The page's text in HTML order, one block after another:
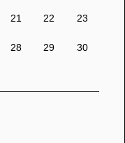
21 22 23
28 29 30